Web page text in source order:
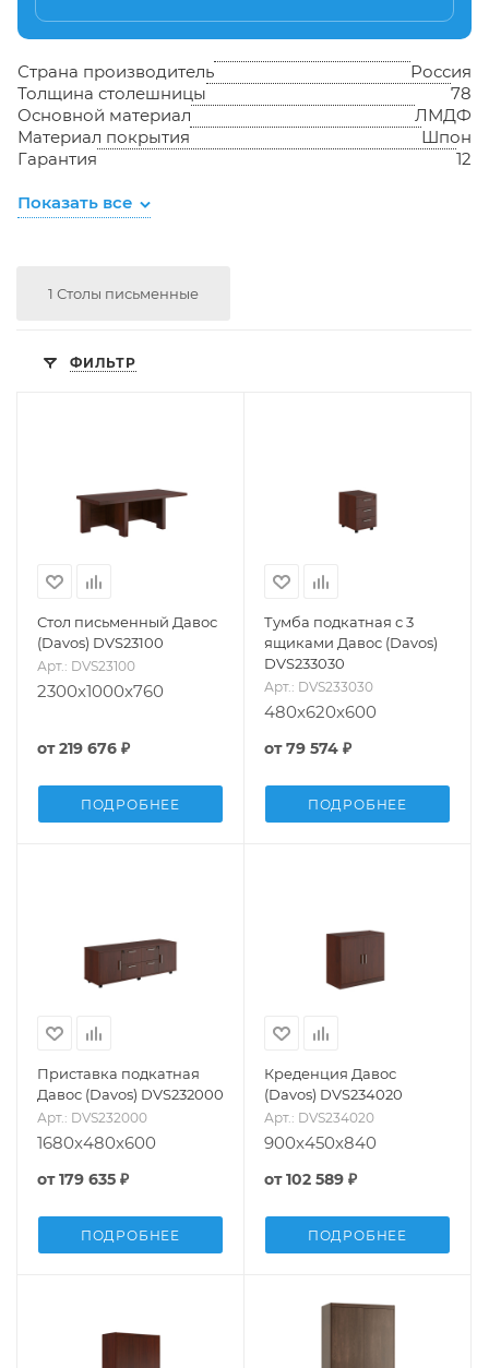
Страна производитель
Россия
Толщина столешницы
78
Основной материал
ЛМДФ
Материал покрытия
Шпон
Гарантия
12
Показать все
1 Столы письменные
ФИЛЬТР
Стол письменный Давос
(Davos) DVS23100
Арт.: DVS23100
2300x1000x760
от219 676 ₽
ПОДРОБНЕЕ
Тумба подкатная с 3
ящиками Давос (Davos)
DVS233030
Арт.: DVS233030
480x620x600
от79 574 ₽
ПОДРОБНЕЕ
Приставка подкатная
Давос (Davos) DVS232000
Арт.: DVS232000
1680x480x600
от179 635 ₽
ПОДРОБНЕЕ
Креденция Давос
(Davos) DVS234020
Арт.: DVS234020
900x450x840
от102 589 ₽
ПОДРОБНЕЕ